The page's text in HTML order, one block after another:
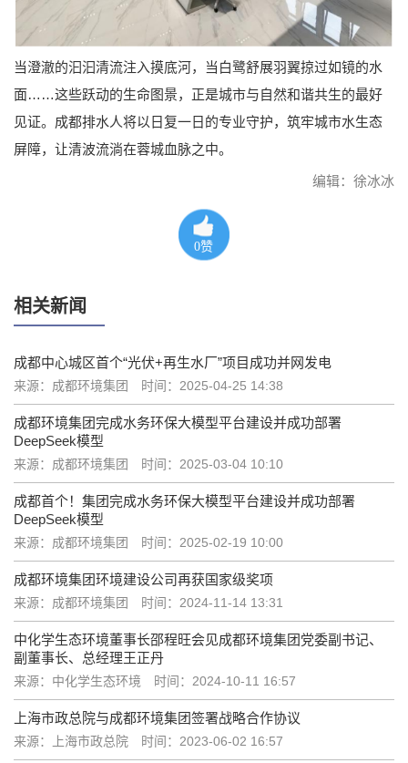
当澄澈的汩汩清流注入摸底河，当白鹭舒展羽翼掠过如镜的水
面……这些跃动的生命图景，正是城市与自然和谐共生的最好
见证。成都排水人将以日复一日的专业守护，筑牢城市水生态
屏障，让清波流淌在蓉城血脉之中。
编辑：徐冰冰
0赞
相关新闻
成都中心城区首个“光伏+再生水厂”项目成功并网发电
来源：成都环境集团 时间：2025-04-25 14:38
成都环境集团完成水务环保大模型平台建设并成功部署
DeepSeek模型
来源：成都环境集团 时间：2025-03-04 10:10
成都首个！集团完成水务环保大模型平台建设并成功部署
DeepSeek模型
来源：成都环境集团 时间：2025-02-19 10:00
成都环境集团环境建设公司再获国家级奖项
来源：成都环境集团 时间：2024-11-14 13:31
中化学生态环境董事长邵程旺会见成都环境集团党委副书记、
副董事长、总经理王正丹
来源：中化学生态环境 时间：2024-10-11 16:57
上海市政总院与成都环境集团签署战略合作协议
来源：上海市政总院 时间：2023-06-02 16:57